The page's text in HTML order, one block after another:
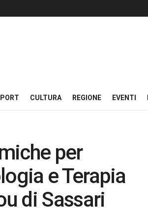
CULTURA REGIONE EVENTI
per
e Terapia
di Sassari